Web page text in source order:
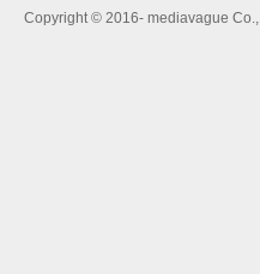
Copyright © 2016- mediavague